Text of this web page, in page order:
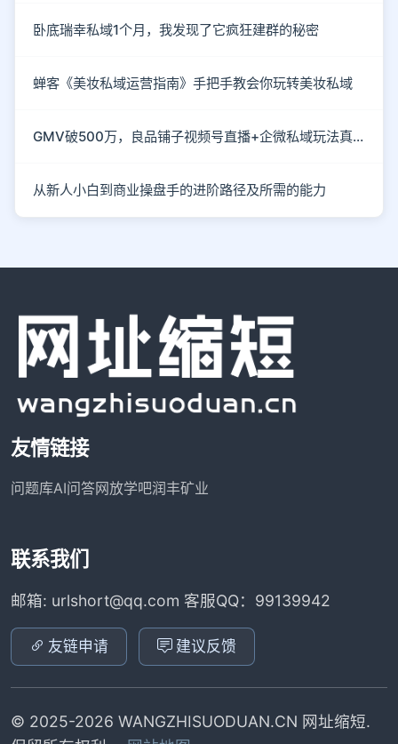
卧底瑞幸私域1个月，我发现了它疯狂建群的秘密
蝉客《美妆私域运营指南》手把手教会你玩转美妆私域
GMV破500万，良品铺子视频号直播+企微私域玩法真硬核
从新人小白到商业操盘手的进阶路径及所需的能力
友情链接
问题库AI问答网放学吧润丰矿业
联系我们
邮箱: urlshort@qq.com 客服QQ：99139942
友链申请 建议反馈
© 2025-2026 WANGZHISUODUAN.CN 网址缩短.